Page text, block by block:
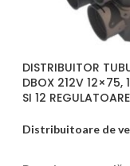
DISTRIBUITOR
DBOX 212V 12×75,
SI 12
Distribuitoare de